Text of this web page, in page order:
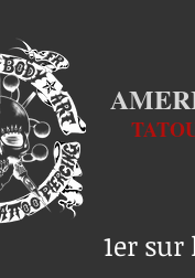
1er sur